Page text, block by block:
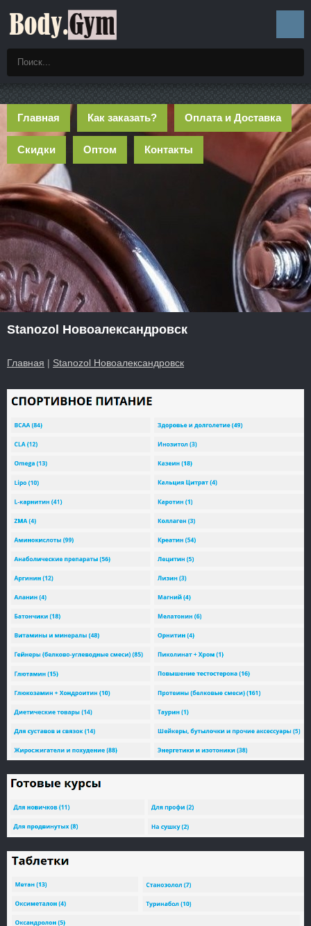
Главная Как заказать? Оплата и Доставка
Скидки Оптом Контакты
Stanozol Новоалександровск
Главная | Stanozol Новоалександровск